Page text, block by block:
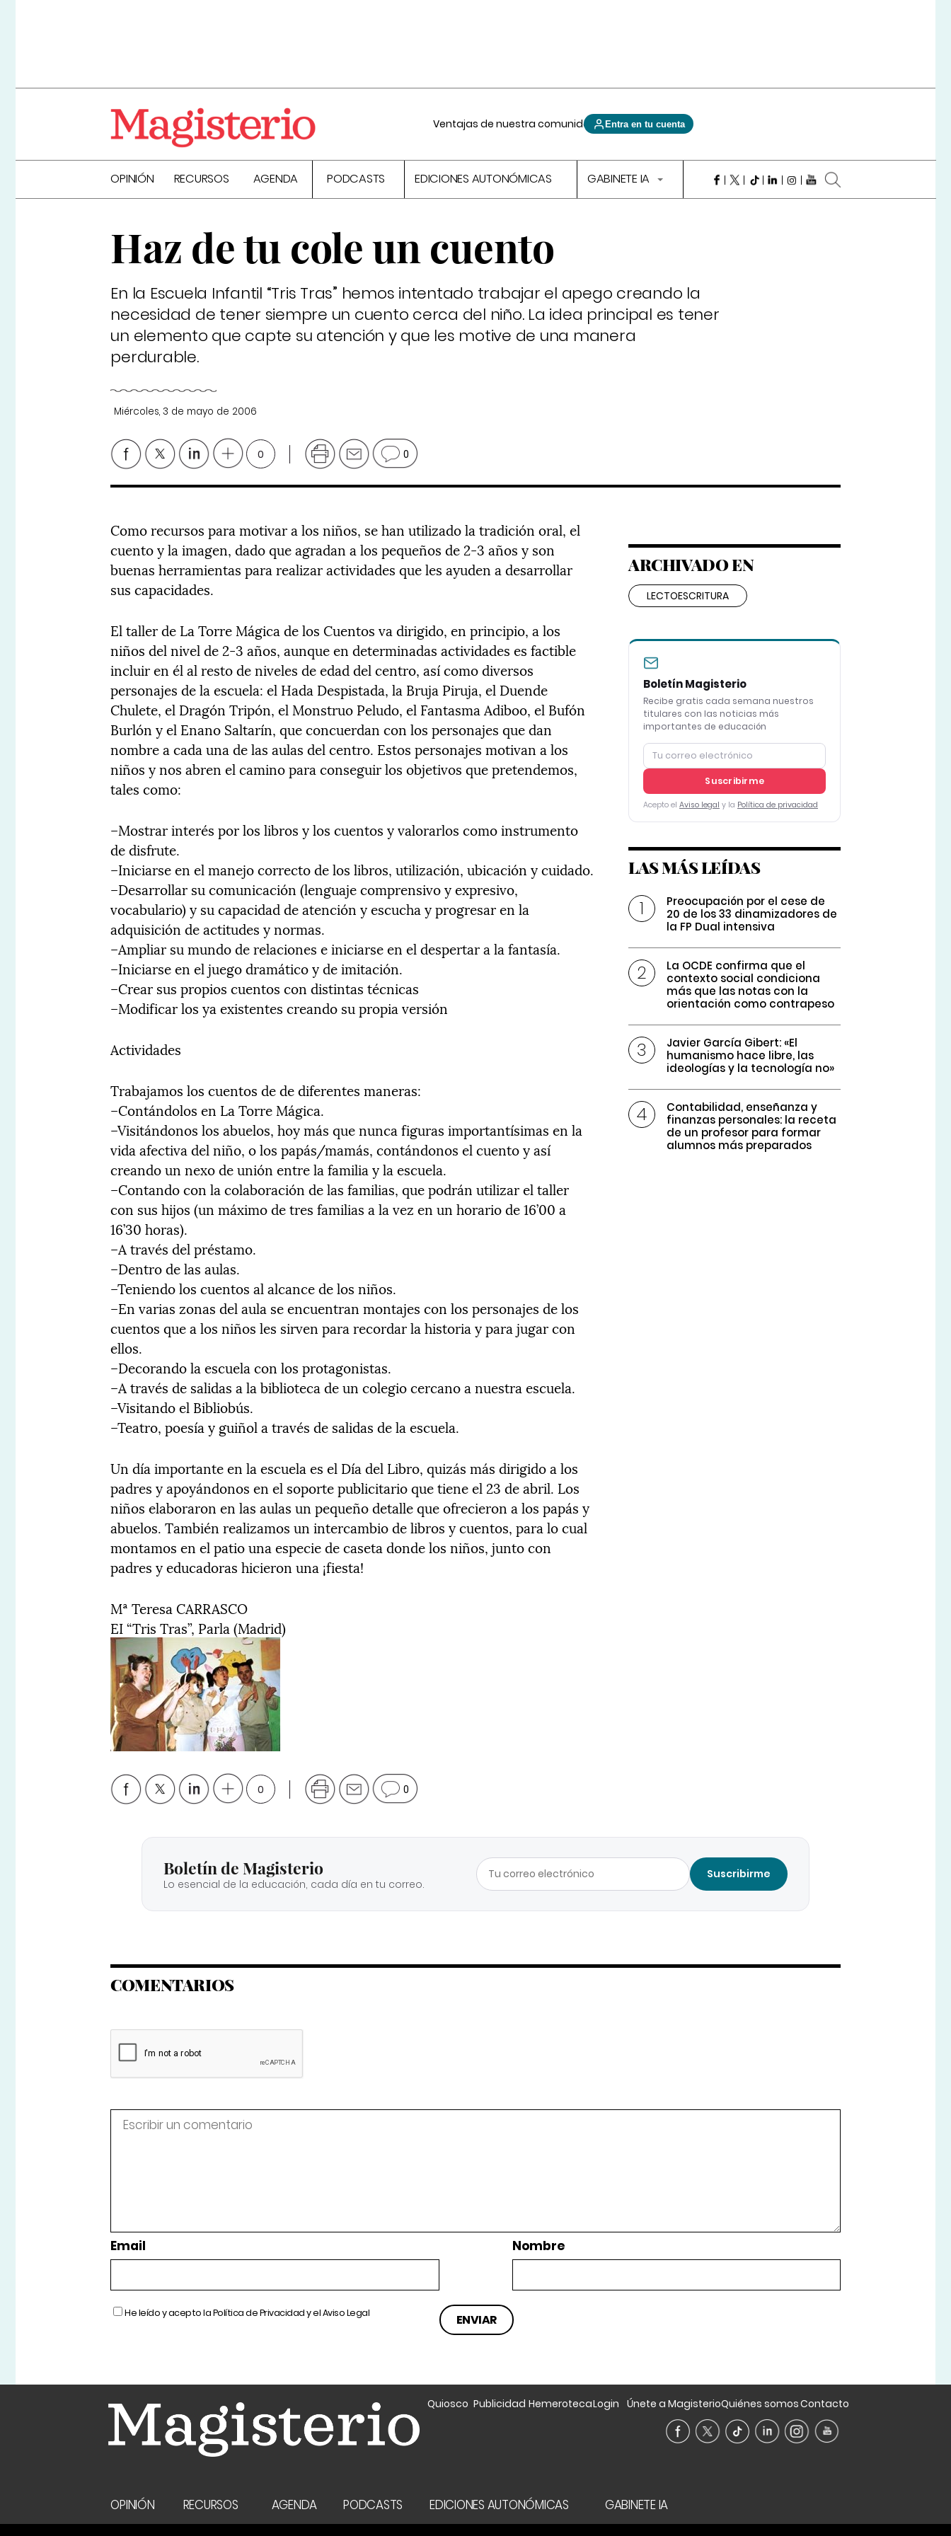
Ventajas de nuestra comunidad Entra en tu cuenta
OPINIÓN RECURSOS AGENDA PODCASTS EDICIONES AUTONÓMICAS GABINETE IA
Haz de tu cole un cuento
En la Escuela Infantil “Tris Tras” hemos intentado trabajar el apego creando la
necesidad de tener siempre un cuento cerca del niño. La idea principal es tener
un elemento que capte su atención y que les motive de una manera
perdurable.
Miércoles, 3 de mayo de 2006
0 0
Como recursos para motivar a los niños, se han utilizado la tradición oral, el
cuento y la imagen, dado que agradan a los pequeños de 2-3 años y son
buenas herramientas para realizar actividades que les ayuden a desarrollar
sus capacidades.
El taller de La Torre Mágica de los Cuentos va dirigido, en principio, a los
niños del nivel de 2-3 años, aunque en determinadas actividades es factible
incluir en él al resto de niveles de edad del centro, así como diversos
personajes de la escuela: el Hada Despistada, la Bruja Piruja, el Duende
Chulete, el Dragón Tripón, el Monstruo Peludo, el Fantasma Adiboo, el Bufón
Burlón y el Enano Saltarín, que concuerdan con los personajes que dan
nombre a cada una de las aulas del centro. Estos personajes motivan a los
niños y nos abren el camino para conseguir los objetivos que pretendemos,
tales como:
–Mostrar interés por los libros y los cuentos y valorarlos como instrumento
de disfrute.
–Iniciarse en el manejo correcto de los libros, utilización, ubicación y cuidado.
–Desarrollar su comunicación (lenguaje comprensivo y expresivo,
vocabulario) y su capacidad de atención y escucha y progresar en la
adquisición de actitudes y normas.
–Ampliar su mundo de relaciones e iniciarse en el despertar a la fantasía.
–Iniciarse en el juego dramático y de imitación.
–Crear sus propios cuentos con distintas técnicas
–Modificar los ya existentes creando su propia versión
Actividades
Trabajamos los cuentos de de diferentes maneras:
–Contándolos en La Torre Mágica.
–Visitándonos los abuelos, hoy más que nunca figuras importantísimas en la
vida afectiva del niño, o los papás/mamás, contándonos el cuento y así
creando un nexo de unión entre la familia y la escuela.
–Contando con la colaboración de las familias, que podrán utilizar el taller
con sus hijos (un máximo de tres familias a la vez en un horario de 16’00 a
16’30 horas).
–A través del préstamo.
–Dentro de las aulas.
–Teniendo los cuentos al alcance de los niños.
–En varias zonas del aula se encuentran montajes con los personajes de los
cuentos que a los niños les sirven para recordar la historia y para jugar con
ellos.
–Decorando la escuela con los protagonistas.
–A través de salidas a la biblioteca de un colegio cercano a nuestra escuela.
–Visitando el Bibliobús.
–Teatro, poesía y guiñol a través de salidas de la escuela.
Un día importante en la escuela es el Día del Libro, quizás más dirigido a los
padres y apoyándonos en el soporte publicitario que tiene el 23 de abril. Los
niños elaboraron en las aulas un pequeño detalle que ofrecieron a los papás y
abuelos. También realizamos un intercambio de libros y cuentos, para lo cual
montamos en el patio una especie de caseta donde los niños, junto con
padres y educadoras hicieron una ¡fiesta!
Mª Teresa CARRASCO
EI “Tris Tras”, Parla (Madrid)
0 0
ARCHIVADO EN
LECTOESCRITURA
Boletín Magisterio
Recibe gratis cada semana nuestros
titulares con las noticias más
importantes de educación
Suscribirme
Acepto el Aviso legal y la Política de privacidad
LAS MÁS LEÍDAS
Preocupación por el cese de
20 de los 33 dinamizadores de
la FP Dual intensiva
La OCDE confirma que el
contexto social condiciona
más que las notas con la
orientación como contrapeso
Javier García Gibert: «El
humanismo hace libre, las
ideologías y la tecnología no»
Contabilidad, enseñanza y
finanzas personales: la receta
de un profesor para formar
alumnos más preparados
Boletín de Magisterio
Lo esencial de la educación, cada día en tu correo.
Suscribirme
COMENTARIOS
Email Nombre
He leído y acepto laPolítica de Privacidady elAviso Legal
Quiosco Publicidad HemerotecaLogin Únete a MagisterioQuiénes somosContacto
OPINIÓN RECURSOS AGENDA PODCASTS EDICIONES AUTONÓMICAS GABINETE IA